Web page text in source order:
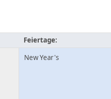
Feiertage:
New Year's